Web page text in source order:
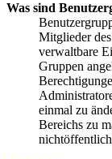
Was sind
Mitglieder
verwaltbare
Gruppen
einmal zu
Bereichs zu